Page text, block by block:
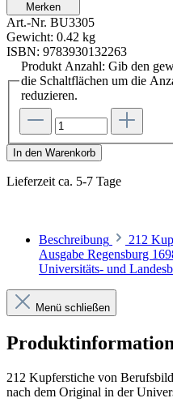
Merken
Art.-Nr. BU3305
Gewicht: 0.42 kg
ISBN: 9783930132263
Produkt Anzahl: Gib den
die Schaltflächen um die
reduzieren.
In den Warenkorb
Lieferzeit ca. 5-7 Tage
Beschreibung
212
Ausgabe Regensburg
Universitäts- und
Menü schließen
212 Kupferstiche von
nach dem Original in der